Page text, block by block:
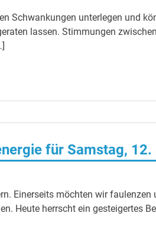
Schwankungen unterlegen und
lassen. Stimmungen
für Samstag,
Einerseits möchten wir
Heute herrscht ein gesteigertes